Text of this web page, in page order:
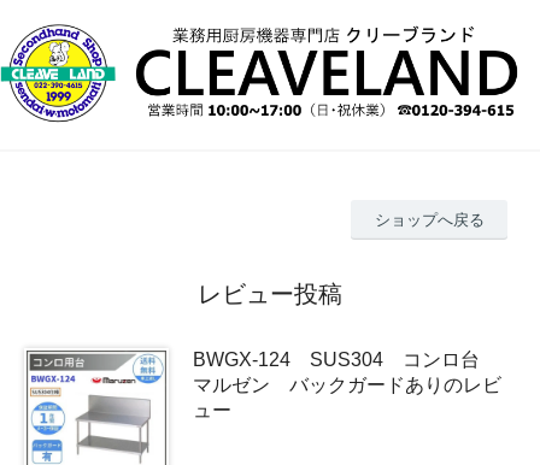
ショップへ戻る
レビュー投稿
BWGX-124 SUS304 コンロ台
マルゼン バックガードありのレビ
ュー